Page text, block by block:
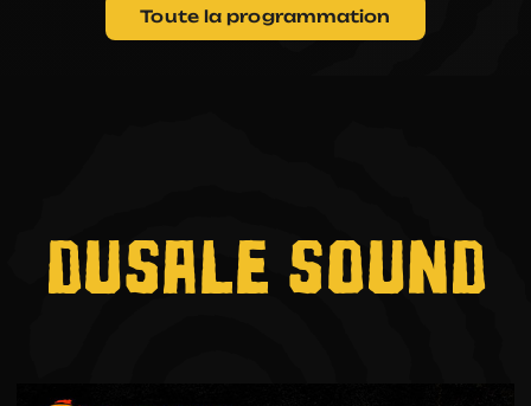
PARTENAIRES
RÉTROS
Toute la programmation
DUSALE SOUND